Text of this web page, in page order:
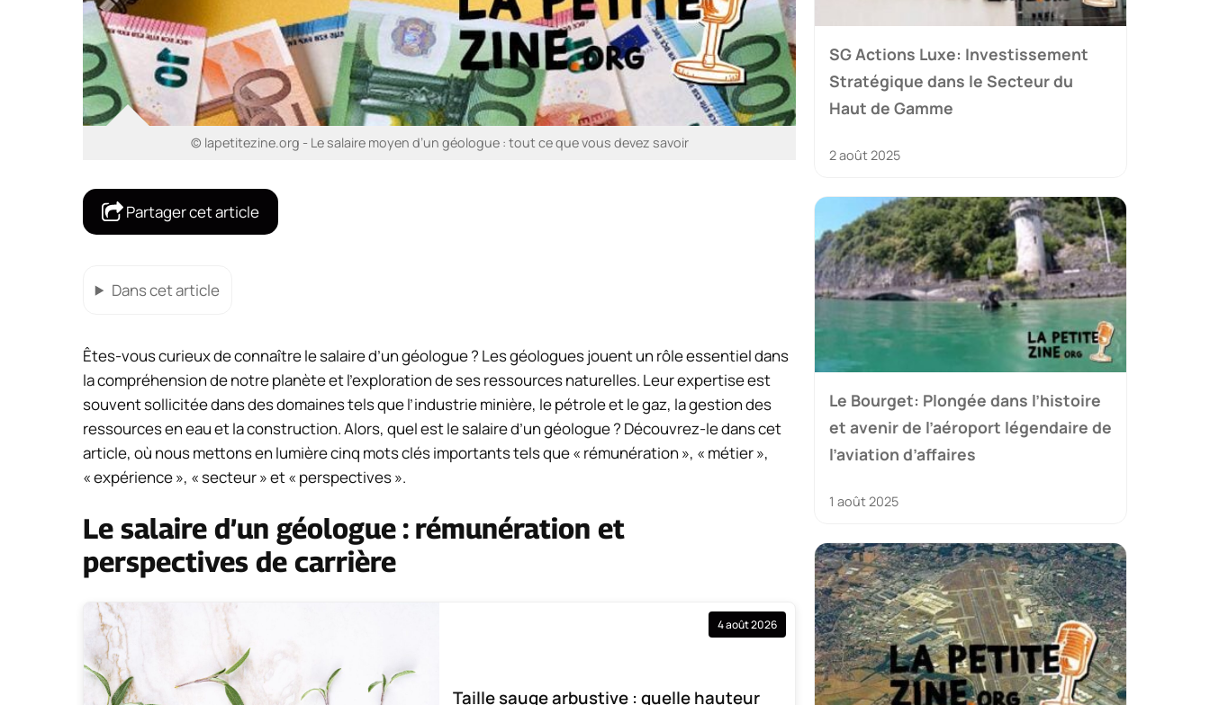
© lapetitezine.org - Le salaire moyen d’un géologue : tout ce que vous devez savoir
Partager cet article
Dans cet article
Êtes-vous curieux de connaître le salaire d’un géologue ? Les géologues jouent un rôle essentiel dans
la compréhension de notre planète et l’exploration de ses ressources naturelles. Leur expertise est
souvent sollicitée dans des domaines tels que l’industrie minière, le pétrole et le gaz, la gestion des
ressources en eau et la construction. Alors, quel est le salaire d’un géologue ? Découvrez-le dans cet
article, où nous mettons en lumière cinq mots clés importants tels que « rémunération », « métier »,
« expérience », « secteur » et « perspectives ».
Le salaire d’un géologue : rémunération et
perspectives de carrière
4 août 2026
Taille sauge arbustive : quelle hauteur
SG Actions Luxe: Investissement
Stratégique dans le Secteur du
Haut de Gamme
2 août 2025
Le Bourget: Plongée dans l’histoire
et avenir de l’aéroport légendaire de
l’aviation d’affaires
1 août 2025